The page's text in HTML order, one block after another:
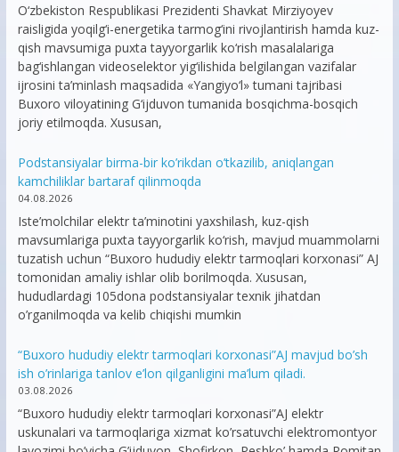
O‘zbekiston Respublikasi Prezidenti Shavkat Mirziyoyev
raisligida yoqilg‘i-energetika tarmog‘ini rivojlantirish hamda kuz-
qish mavsumiga puxta tayyorgarlik ko‘rish masalalariga
bag‘ishlangan videoselektor yig‘ilishida belgilangan vazifalar
ijrosini ta’minlash maqsadida «Yangiyo‘l» tumani tajribasi
Buxoro viloyatining G‘ijduvon tumanida bosqichma-bosqich
joriy etilmoqda. Xususan,
Podstansiyalar birma-bir ko’rikdan o’tkazilib, aniqlangan
kamchiliklar bartaraf qilinmoqda
04.08.2026
Iste’molchilar elektr ta’minotini yaxshilash, kuz-qish
mavsumlariga puxta tayyorgarlik ko‘rish, mavjud muammolarni
tuzatish uchun “Buxoro hududiy elektr tarmoqlari korxonasi” AJ
tomonidan amaliy ishlar olib borilmoqda. Xususan,
hududlardagi 105dona podstansiyalar texnik jihatdan
o’rganilmoqda va kelib chiqishi mumkin
“Buxoro hududiy elektr tarmoqlari korxonasi”AJ mavjud bo’sh
ish o’rinlariga tanlov e’lon qilganligini ma’lum qiladi.
03.08.2026
“Buxoro hududiy elektr tarmoqlari korxonasi”AJ elektr
uskunalari va tarmoqlariga xizmat ko’rsatuvchi elektromontyor